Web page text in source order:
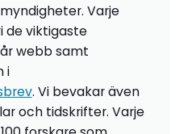
Varje
de viktigaste
webb samt
i
. Vi bevakar även
och tidskrifter. Varje